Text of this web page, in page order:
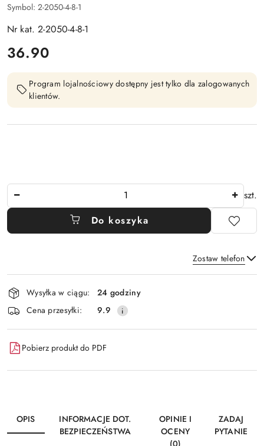
Symbol: 2-2050-4-8-1
Nr kat. 2-2050-4-8-1
cena:
36.90
Program lojalnościowy dostępny jest tylko dla zalogowanych
klientów.
szt.
Do koszyka
Zostaw telefon
Wyślij
Dostępność
i
dostawa
Wysyłka w ciągu:
24 godziny
Cena przesyłki:
9.9
Pobierz produkt do PDF
OPIS
INFORMACJE DOT.
BEZPIECZEŃSTWA
OPINIE I
OCENY
(0)
ZADAJ
PYTANIE